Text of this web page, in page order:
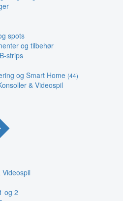
spots
og tilbehør
strips
og Smart Home (44)
& Videospil
og 2